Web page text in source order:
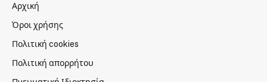
Αρχική
Όροι χρήσης
Πολιτική cookies
Πολιτική απορρήτου